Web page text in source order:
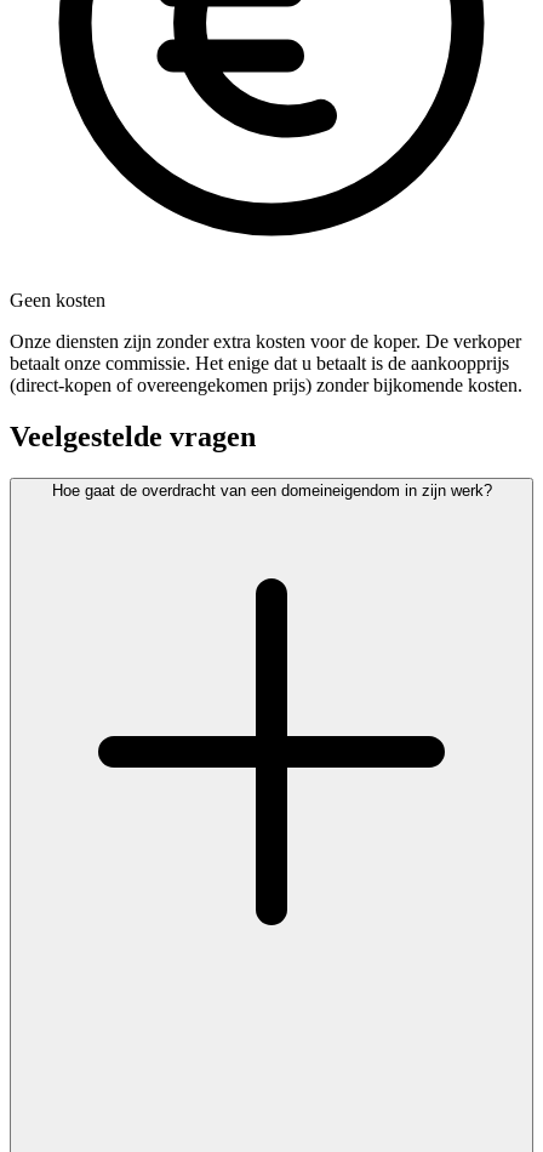
Geen kosten
Onze diensten zijn zonder extra kosten voor de koper. De verkoper
betaalt onze commissie. Het enige dat u betaalt is de aankoopprijs
(direct-kopen of overeengekomen prijs) zonder bijkomende kosten.
Veelgestelde vragen
Hoe gaat de overdracht van een domeineigendom in zijn werk?